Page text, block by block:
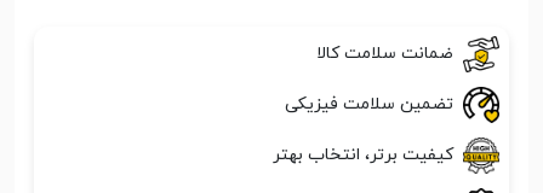
ضمانت سلامت کالا
تضمین سلامت فیزیکی
کیفیت برتر، انتخاب بهتر